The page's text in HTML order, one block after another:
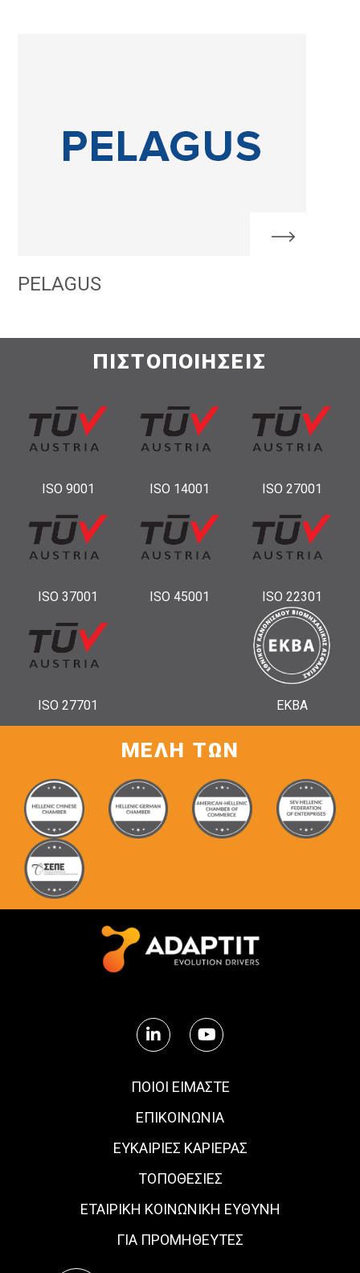
PELAGUS
ΠΙΣΤΟΠΟΙΗΣΕΙΣ
ISO 9001 ISO 14001 ISO 27001
ISO 37001 ISO 45001 ISO 22301
ISO 27701 ΕΚΒΑ
ΜΕΛΗ ΤΩΝ
ΠΟΙΟΙ ΕΙΜΑΣΤΕ
ΕΠΙΚΟΙΝΩΝΙΑ
ΕΥΚΑΙΡΊΕΣ ΚΑΡΙΈΡΑΣ
ΤΟΠΟΘΕΣΙΕΣ
ΕΤΑΙΡΙΚΗ ΚΟΙΝΩΝΙΚΗ ΕΥΘΥΝΗ
ΓΙΑ ΠΡΟΜΗΘΕΥΤΕΣ